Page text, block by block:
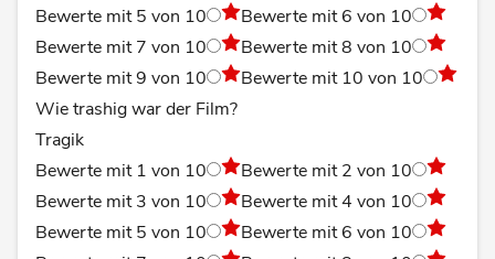
Bewerte mit 5 von 10
Bewerte mit 6 von 10
Bewerte mit 7 von 10
Bewerte mit 8 von 10
Bewerte mit 9 von 10
Bewerte mit 10 von 10
Wie trashig war der Film?
Tragik
Bewerte mit 1 von 10
Bewerte mit 2 von 10
Bewerte mit 3 von 10
Bewerte mit 4 von 10
Bewerte mit 5 von 10
Bewerte mit 6 von 10